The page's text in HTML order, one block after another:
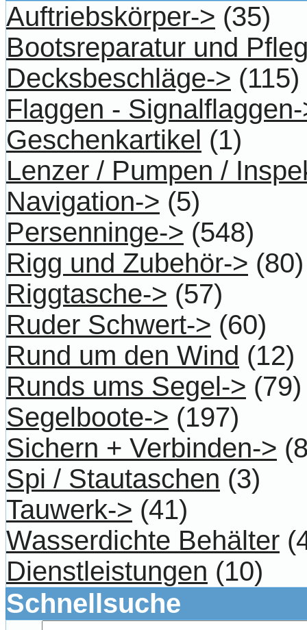
Auftriebskörper-> (35)
Bootsreparatur und
Decksbeschläge-> (115)
Flaggen -
Geschenkartikel (1)
Lenzer / Pumpen /
Navigation-> (5)
Persenninge-> (548)
Rigg und Zubehör-> (80)
Riggtasche-> (57)
Ruder Schwert-> (60)
Rund um den Wind (12)
Runds ums Segel-> (79)
Segelboote-> (197)
Sichern + Verbinden->
Spi / Stautaschen (3)
Tauwerk-> (41)
Wasserdichte Behälter
Dienstleistungen (10)
Schnellsuche